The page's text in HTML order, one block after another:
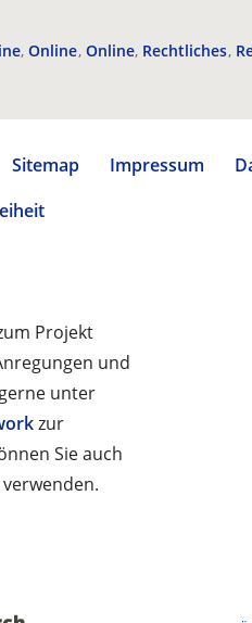
Online Online Rechtliches
Sitemap Impressum
Projekt
und
unter
zur
Sie auch